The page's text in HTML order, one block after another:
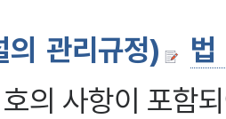
관리규정)
법
의 사항이 포함